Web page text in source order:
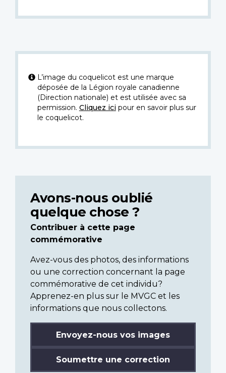
L’image du coquelicot est une marque
déposée de la Légion royale canadienne
(Direction nationale) et est utilisée avec sa
permission. Cliquez icipour en savoir plus sur
le coquelicot.
Avons-nous oublié
quelque chose ?
Contribuer à cette page
commémorative
Avez-vous des photos, des informations
ou une correction concernant la page
commémorative de cet individu?
Apprenez-en plus sur le MVGC et les
informations que nous collectons.
Envoyez-nous vos images
Soumettre une correction